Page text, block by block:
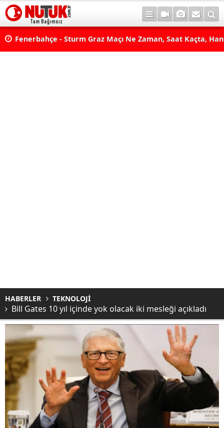
Fenerbahçe - Sturm Graz Maçı Ne Zaman, Saat Kaçta,
HABERLER TEKNOLOJİ
Bill Gates 10 yıl içinde yok olacak iki mesleği açıkladı